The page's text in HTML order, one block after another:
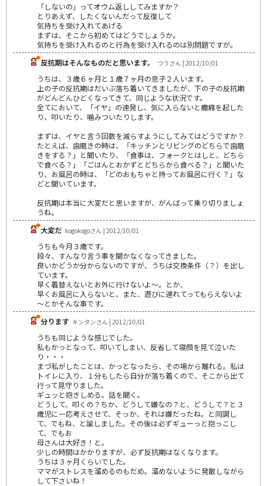
「しないの」ってオウム返ししてみますか？
とりあえず、したくないんだって反復して
気持ちを受け入れてあげる
まずは、そこから初めてはどうでしょうか。
気持ちを受け入れるのと行為を受け入れるのは別問題ですが。
反抗期はそんなものだと思います。
つうさん | 2012/10/01
うちは、３歳６ヶ月と１歳７ヶ月の息子２人います。
上の子の反抗期はだいぶ落ち着いてきましたが、下の子の反抗期
がどんどんひどくなってきて、同じような状況です。
全てにおいて、「イヤ」の連発し、気に入らないと癇癪を起した
り、叩いたり、噛みついたりします。
まずは、イヤと言う回数を減らすようにしてみてはどうですか？
たとえば、歯磨きの時は、「キッチンとリビングのどちらで歯磨
きをする？」と聞いたり、「食事は、フォークとはしと、どちら
で食べる？」「ごはんとおかずとどちらから食べる？」と聞いた
り、お風呂の時は、「どのおもちゃと持ってお風呂に行く？」な
どと聞いています。
反抗期は本当に大変だと思いますが、がんばって乗り切りましょ
うね。
大変だ kogokogoさん | 2012/10/01
うちも今月３歳です。
段々、すんなり言う事を聞かなくなってきました。
良いかどうか分からないのですが、うちは交換条件（？）を出し
ています。
早く着替えないとお外に行けないよ～。とか、
早くお風呂に入らないと、また、遊びに連れてってもらえないよ
～とかそんな事です。
分ります キンタンさん | 2012/10/01
うちも同じような感じでした。
私もかっとなって、叩いてしまい、反省して寝顔を見て泣いた
り・・・
まづ私がしたことは、かっとなったら、その場から離れる。私は
トイレに入り、１分もしたら自分が落ち着くので、そこから出て
行って見守りました。
ギュッと抱きしめる。話を聞く。
どうして、叩くの？ちか、どうして嫌なの？と、どうして？と３
歳児に一応考えさせて、そっか、それは嫌だったね。と同調し
て、でもね、と諭しました。その後は必ずギューっと抱っこし
て、でもお
母さんは大好き！と。
少しの時間はかかりますが、必ず反抗期はなくなります。
うちは３ヶ月くらいでした。
ママがストレスを溜めるのもだめ。溜めないように発散しながら
して下さいね！